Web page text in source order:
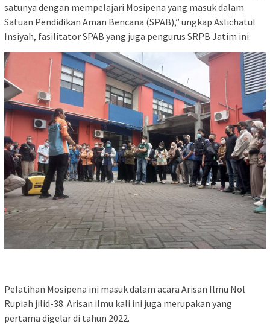
satunya dengan mempelajari Mosipena yang masuk dalam
Satuan Pendidikan Aman Bencana (SPAB),” ungkap Aslichatul
Insiyah, fasilitator SPAB yang juga pengurus SRPB Jatim ini.
Pelatihan Mosipena ini masuk dalam acara Arisan Ilmu Nol
Rupiah jilid-38. Arisan ilmu kali ini juga merupakan yang
pertama digelar di tahun 2022.